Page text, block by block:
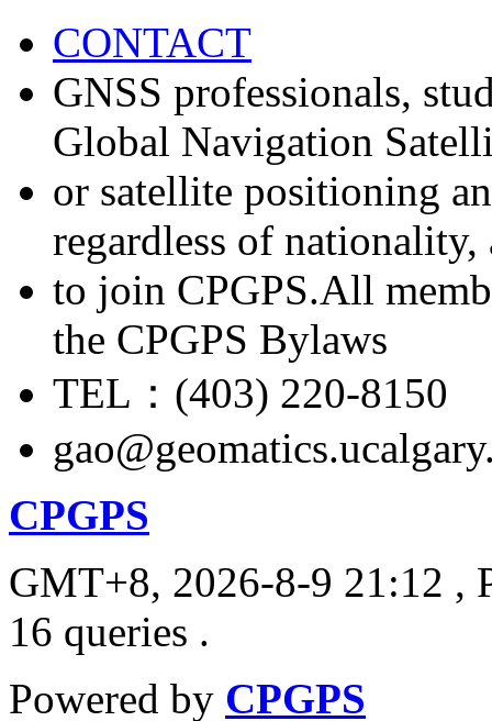
CONTACT
GNSS professionals,
Global Navigation
or satellite positioning
regardless of nationality,
to join CPGPS.All
the CPGPS Bylaws
TEL：(403) 220-8150
CPGPS
GMT+8, 2026-8-9 21:12 ,
16 queries .
Powered by CPGPS